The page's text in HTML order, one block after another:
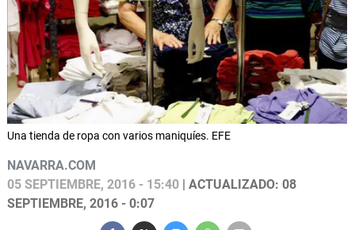
Una tienda de ropa con varios maniquíes. EFE
NAVARRA.COM
05 SEPTIEMBRE, 2016 - 15:40 | ACTUALIZADO: 08
SEPTIEMBRE, 2016 - 0:07